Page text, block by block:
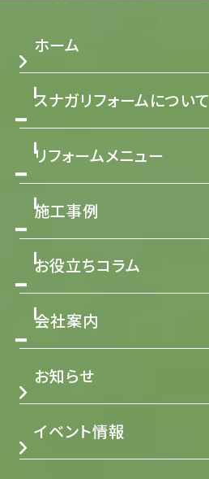
ホーム
スナガリフォームについて
リフォームメニュー
施工事例
お役立ちコラム
会社案内
お知らせ
イベント情報